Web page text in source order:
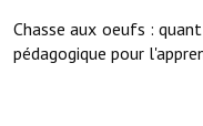
Nous contacter
Chasse aux oeufs :
pédagogique pour